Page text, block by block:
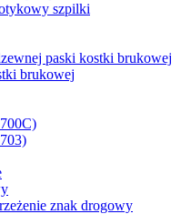
szpilki
paski kostki brukowej
brukowej
znak drogowy